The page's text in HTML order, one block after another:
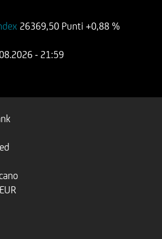
26369,50 Punti +0,88 %
- 21:59
EUR